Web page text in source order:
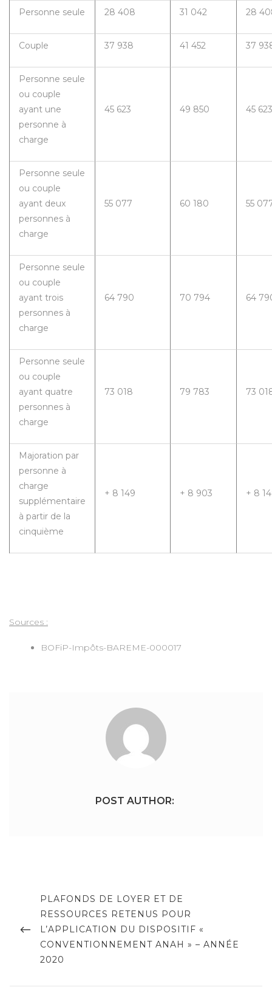
Personne seule 28 408 31 042 28
Couple 37 938 41 452 37
Personne seule
ou couple
ayant une
personne à
charge
45 623 49 850 45 623
Personne seule
ou couple
ayant deux
personnes à
charge
55 077 60 180 55
Personne seule
ou couple
ayant trois
personnes à
charge
64 790 70 794 64
Personne seule
ou couple
ayant quatre
personnes à
charge
73 018 79 783 73
Majoration par
personne à
charge
supplémentaire
à partir de la
cinquième
+ 8 149 + 8 903 + 8
Sources :
BOFiP-Impôts-BAREME-000017
POST AUTHOR:
l’article
PREVIOUS
POST
PLAFONDS DE LOYER ET DE
RESSOURCES RETENUS POUR
L’APPLICATION DU DISPOSITIF «
CONVENTIONNEMENT ANAH » – ANNÉE
2020